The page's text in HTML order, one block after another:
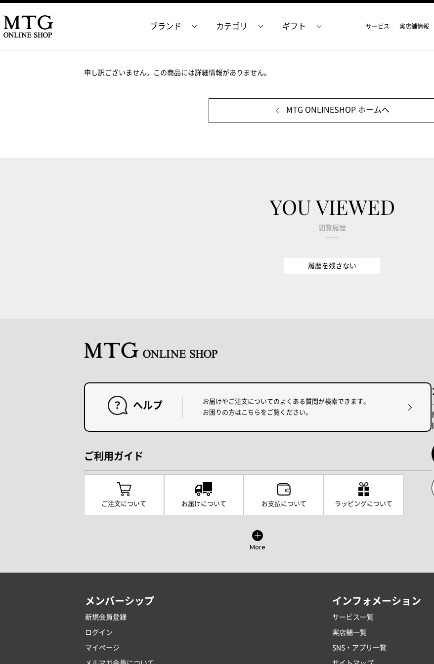
ブランド カテゴリ ギフト サービス 実店舗情報
申し訳ございません。この商品には詳細情報がありません。
MTG ONLINESHOP ホームへ
YOU VIEWED
閲覧履歴
履歴を残さない
ヘルプ
お届けやご注文についてのよくある質問が検索できます。
お困りの方はこちらをご覧ください。
ご利用ガイド
ご注文について お届けについて お支払について ラッピングについて
More
メンバーシップ
新規会員登録
ログイン
マイページ
インフォメーション
サービス一覧
実店舗一覧
SNS・アプリ一覧